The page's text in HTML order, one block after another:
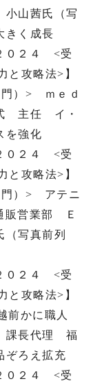
山茜氏（写
きく成長
０２４ <受
と攻略法>】
）> ｍｅｄ
式 主任 イ・
を強化
０２４ <受
と攻略法>】
門）> アテニ
販営業部 Ｅ
写真前列
０２４ <受
と攻略法>】
前かに職人
課長代理 福
ぞろえ拡充
０２４ <受